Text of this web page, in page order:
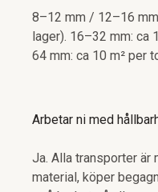
8–12 mm / 12–16
lager). 16–32 mm: ca
64 mm: ca 10 m² per
Arbetar ni med
Ja. Alla transporter är
material, köper